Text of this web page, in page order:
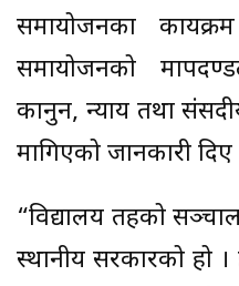
समायोजनका
समायोजनको
कानुन, न्याय तथा
मागिएको जानकारी दिए
“विद्यालय तहको
स्थानीय सरकारको हो